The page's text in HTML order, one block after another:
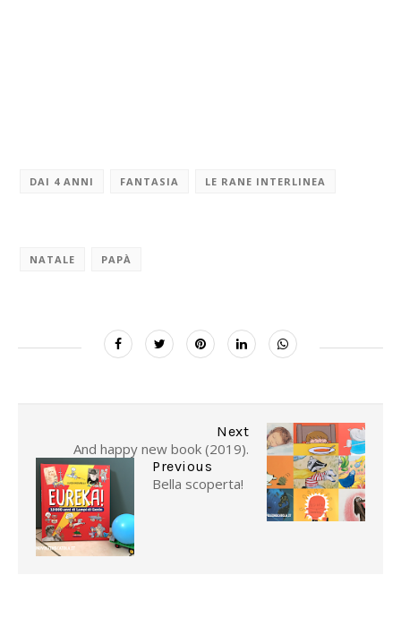
DAI 4 ANNI FANTASIA LE RANE INTERLINEA
NATALE PAPÀ
Next
And happy new book (2019).
Previous
Bella scoperta!